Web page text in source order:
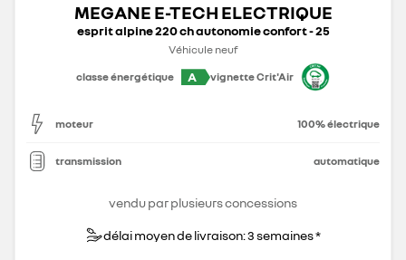
MEGANE E-TECH ELECTRIQUE
esprit alpine 220 ch autonomie confort - 25
Véhicule neuf
classe énergétique
A vignette Crit'Air
moteur 100% électrique
transmission automatique
vendu par plusieurs concessions
délai moyen de livraison: 3 semaines *